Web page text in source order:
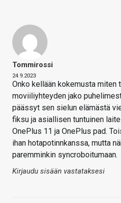
Tommirossi
24.9.2023
Onko kellään kokemusta miten
moviiliyhteyden jako
päässyt sen sielun elämästä
fiksu ja asiallisen tuntuinen
OnePlus 11 ja OnePlus pad.
ihan hotapotinnkanssa, mutta
paremminkin syncroboitumaan.
Kirjaudu sisään vastataksesi